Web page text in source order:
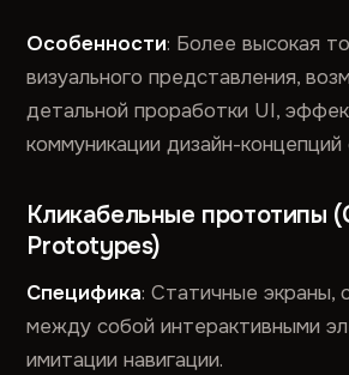
Особенности: Более высокая
визуального представления,
детальной проработки UI,
коммуникации дизайн-
Кликабельные прототипы
Prototypes)
Специфика: Статичные экраны,
между собой интерактивными
имитации навигации.